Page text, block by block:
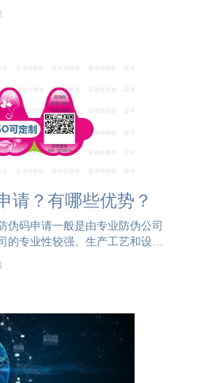
。在生成防伪码之前，防伪公司
，了解您对防伪标签的具体需
请？有哪些优势？
伪码申请一般是由专业防伪公司
的专业性较强、生产工艺和设备
厂无法完成的生产任务。防伪码
底材印刷、防伪码生成、防伪码